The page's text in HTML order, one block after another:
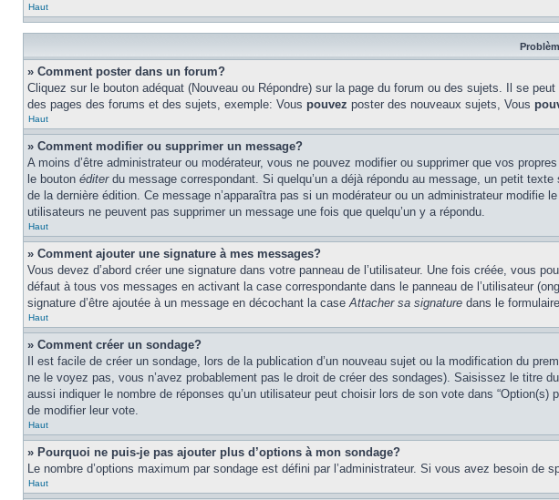
Haut
» Comment poster dans un forum?
Cliquez sur le bouton adéquat (Nouveau ou Répondre) sur la page du forum ou des sujets. Il se
des pages des forums et des sujets, exemple: Vous pouvez poster des nouveaux sujets, Vous
Haut
» Comment modifier ou supprimer un message?
A moins d’être administrateur ou modérateur, vous ne pouvez modifier ou supprimer que vos
le bouton éditerdu message correspondant. Si quelqu’un a déjà répondu au message, un petit
de la dernière édition. Ce message n’apparaîtra pas si un modérateur ou un administrateur
utilisateurs ne peuvent pas supprimer un message une fois que quelqu’un y a répondu.
Haut
» Comment ajouter une signature à mes messages?
Vous devez d’abord créer une signature dans votre panneau de l’utilisateur. Une fois créée, vous
défaut à tous vos messages en activant la case correspondante dans le panneau de l’utilisateur
signature d’être ajoutée à un message en décochant la caseAttacher sa signature dans le
Haut
» Comment créer un sondage?
Il est facile de créer un sondage, lors de la publication d’un nouveau sujet ou la modification du
ne le voyez pas, vous n’avez probablement pas le droit de créer des sondages). Saisissez le titre
aussi indiquer le nombre de réponses qu’un utilisateur peut choisir lors de son vote dans
de modifier leur vote.
Haut
» Pourquoi ne puis-je pas ajouter plus d’options à mon sondage?
Le nombre d’options maximum par sondage est défini par l’administrateur. Si vous avez besoin de
Haut